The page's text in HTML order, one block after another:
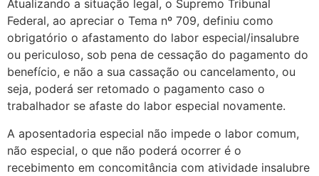
Atualizando a situação legal, o Supremo Tribunal
Federal, ao apreciar o Tema nº 709, definiu como
obrigatório o afastamento do labor especial/insalubre
ou periculoso, sob pena de cessação do pagamento do
benefício, e não a sua cassação ou cancelamento, ou
seja, poderá ser retomado o pagamento caso o
trabalhador se afaste do labor especial novamente.
A aposentadoria especial não impede o labor comum,
não especial, o que não poderá ocorrer é o
recebimento em concomitância com atividade insalubre